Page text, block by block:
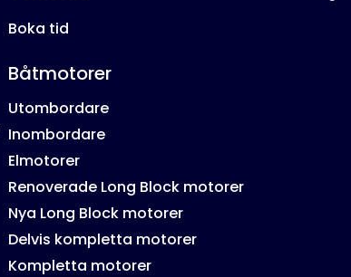
Boka tid
Båtmotorer
Utombordare
Inombordare
Elmotorer
Renoverade Long Block motorer
Nya Long Block motorer
Delvis kompletta motorer
Kompletta motorer